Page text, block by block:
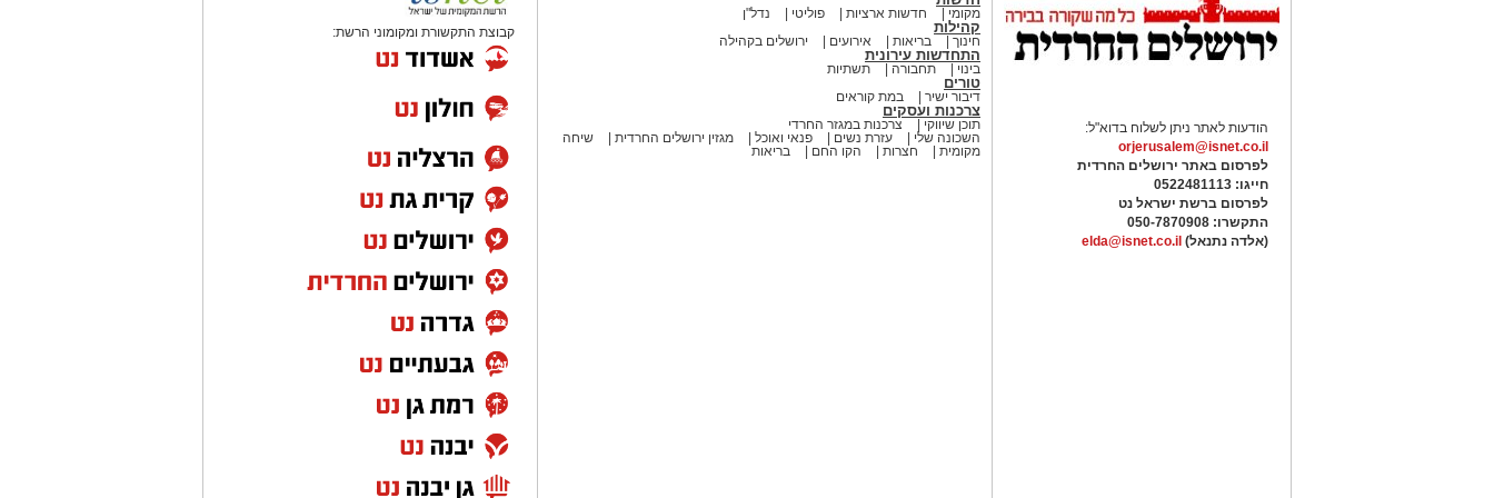
הרכישות שבוצעו באמצעות פרטי האשראי שנגנבו, על פי החשד, הסתכמו ביותר
מ-2,000 שקלים.
בעקבות המקרים, הציבור נקרא לגלות ערנות ולהיזהר בעת השימוש בשירות העצמי
להצטרפות לקבוצות ועדכוני "ירושלים החרדית" בוואטסאפ לחצו כאן
מעוניינים להגיב? לדווח? צרו איתנו קשר במייל
הודעות לאתר ניתן לשלוח בדוא"ל:
orjerusalem@isnet.co.il
לפרסום באתר ירושלים החרדית
חייגו: 0522481113
לפרסום ברשת ישראל נט
התקשרו: 050-7870908
(אלדה נתנאל) elda@isnet.co.il
מקומי חדשות ארציות פוליטי נדל"ן
קהילות
חינוך בריאות אירועים ירושלים בקהילה
התחדשות עירונית
בינוי תחבורה תשתיות
טורים
דיבור ישיר במת קוראים
צרכנות ועסקים
תוכן שיווקי
צרכנות במגזר החרדי
השכונה שלי
עזרת נשים פנאי ואוכל מגזין ירושלים החרדית
שיחה
מקומית
חצרות הקו החם בריאות
קבוצת התקשורת ומקומוני הרשת: